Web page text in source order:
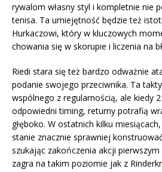
rywalom własny styl i kompletnie nie
tenisa. Ta umiejętność będzie też
Hurkaczowi, który w kluczowych
chowania się w skorupie i liczenia na
Riedi stara się też bardzo odważnie
podanie swojego przeciwnika. Ta
wspólnego z regularnością, ale kiedy
odpowiedni timing, returny potrafią
głęboko. W ostatnich kilku
stanie znacznie sprawniej
szukając zakończenia akcji pierwszym
zagra na takim poziomie jak z